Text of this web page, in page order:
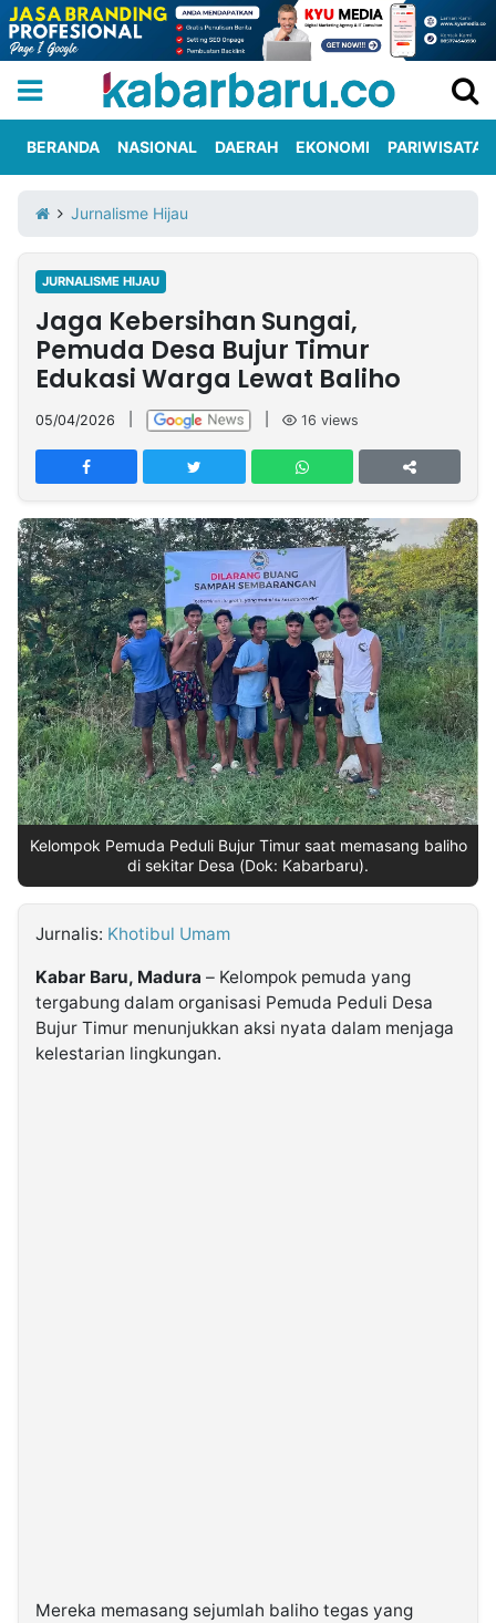
Iklan
Berita
Kami
Nasional
International
Olahraga
Entertainment
Daerah
Pariwisata
Kuliner
Kolom
Network
PT
TREETAN
INDONESIA
Partner
Insight
NTB
Suara
Time
Lens
IDN
Daily
Jogja
Jalan
Rakyat
Idealita
News
Kita
Notice
Dinamikapost.com
Radar
Baru
Seedbacklink
Follow
Kabarbaru
Kabarbaru.co
BERANDA NASIONAL DAERAH EKONOMI PARIWISATA
Jurnalisme Hijau
JURNALISME HIJAU
Jaga Kebersihan Sungai,
Pemuda Desa Bujur Timur
Edukasi Warga Lewat Baliho
05/04/2026 16 views
Kelompok Pemuda Peduli Bujur Timur saat memasang baliho
di sekitar Desa (Dok: Kabarbaru).
Jurnalis: Khotibul Umam
Kabar Baru, Madura – Kelompok pemuda yang
tergabung dalam organisasi Pemuda Peduli Desa
Bujur Timur menunjukkan aksi nyata dalam menjaga
kelestarian lingkungan.
Mereka memasang sejumlah baliho tegas yang